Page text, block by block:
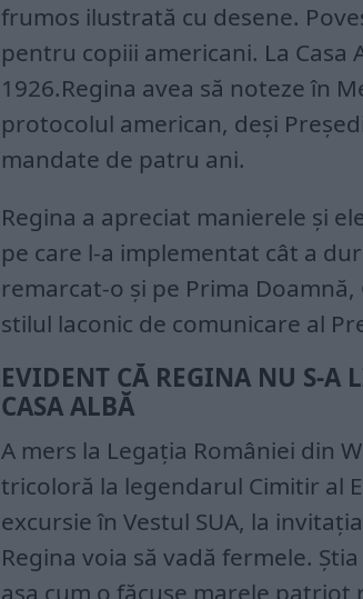
frumos ilustrată cu desene.
pentru copiii americani. La Casa
1926.Regina avea să noteze în
protocolul american, deși
mandate de patru ani.
Regina a apreciat manierele și
pe care l-a implementat cât a
remarcat-o și pe Prima
stilul laconic de comunicare al
EVIDENT CĂ REGINA NU S-A
CASA ALBĂ
A mers la Legația României din
tricoloră la legendarul Cimitir al
excursie în Vestul SUA, la
Regina voia să vadă fermele.
așa cum o făcuse marele